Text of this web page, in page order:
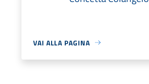
VAI ALLA PAGINA